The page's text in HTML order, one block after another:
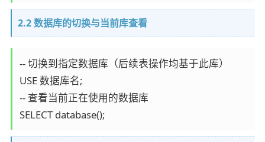
2.2 数据库的切换与当前库查看
-- 切换到指定数据库（后续表操作均基于此库）
USE 数据库名;
-- 查看当前正在使用的数据库
SELECT database();